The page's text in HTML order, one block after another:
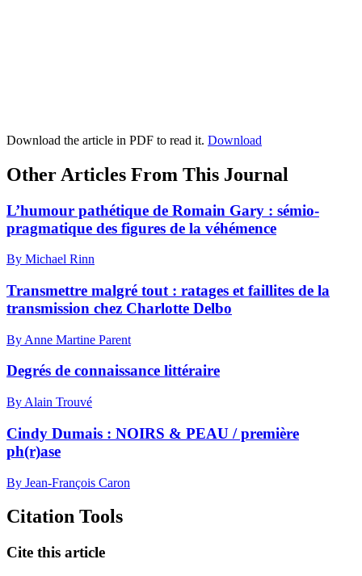
Download the article in PDF to read it. Download
Other Articles From This Journal
L’humour pathétique de Romain Gary : sémio-
pragmatique des figures de la véhémence
By Michael Rinn
Transmettre malgré tout : ratages et faillites de la
transmission chez Charlotte Delbo
By Anne Martine Parent
Degrés de connaissance littéraire
By Alain Trouvé
Cindy Dumais : NOIRS & PEAU / première
ph(r)ase
By Jean-François Caron
Citation Tools
Cite this article